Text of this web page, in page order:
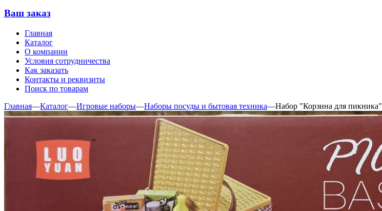
Ваш заказ
Главная
Каталог
О компании
Условия сотрудничества
Как заказать
Контакты и реквизиты
Поиск по товарам
Главная—Каталог—Игровые наборы—Наборы посуды и бытовая техника—Набор "Корзина для пикника"